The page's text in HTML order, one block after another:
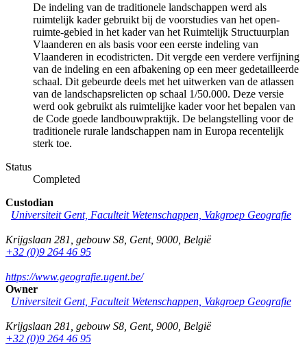
De indeling van de traditionele landschappen werd als
ruimtelijk kader gebruikt bij de voorstudies van het open-
ruimte-gebied in het kader van het Ruimtelijk Structuurplan
Vlaanderen en als basis voor een eerste indeling van
Vlaanderen in ecodistricten. Dit vergde een verdere verfijning
van de indeling en een afbakening op een meer gedetailleerde
schaal. Dit gebeurde deels met het uitwerken van de atlassen
van de landschapsrelicten op schaal 1/50.000. Deze versie
werd ook gebruikt als ruimtelijke kader voor het bepalen van
de Code goede landbouwpraktijk. De belangstelling voor de
traditionele rurale landschappen nam in Europa recentelijk
sterk toe.
Status
Completed
Custodian
Universiteit Gent, Faculteit Wetenschappen, Vakgroep Geografie
Krijgslaan 281, gebouw S8 Gent, 9000 België
+32 (0)9 264 46 95
https://www.geografie.ugent.be/
Owner
Universiteit Gent, Faculteit Wetenschappen, Vakgroep Geografie
Krijgslaan 281, gebouw S8 Gent, 9000 België
+32 (0)9 264 46 95